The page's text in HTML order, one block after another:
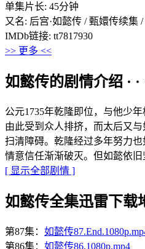
单集片长: 45分钟
又名: 后宫·如懿传 / 甄嬛传续集 /
IMDb链接: tt7817930
>> 更多 <<
如懿传的剧情介绍 · · ·
公元1735年乾隆即位，与他少
由此受到众人排挤，而太后又
扫清障碍。乾隆经过多年努力
情意信任渐渐破灭。但如懿依
[ 显示全部剧情 ]
如懿传全集迅雷下载地
第87集： 如懿传
第86集： 如懿传86.1080p.mp4